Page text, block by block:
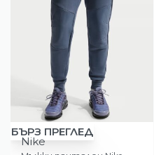
-9%
БЪРЗ ПРЕГЛЕД
Nike